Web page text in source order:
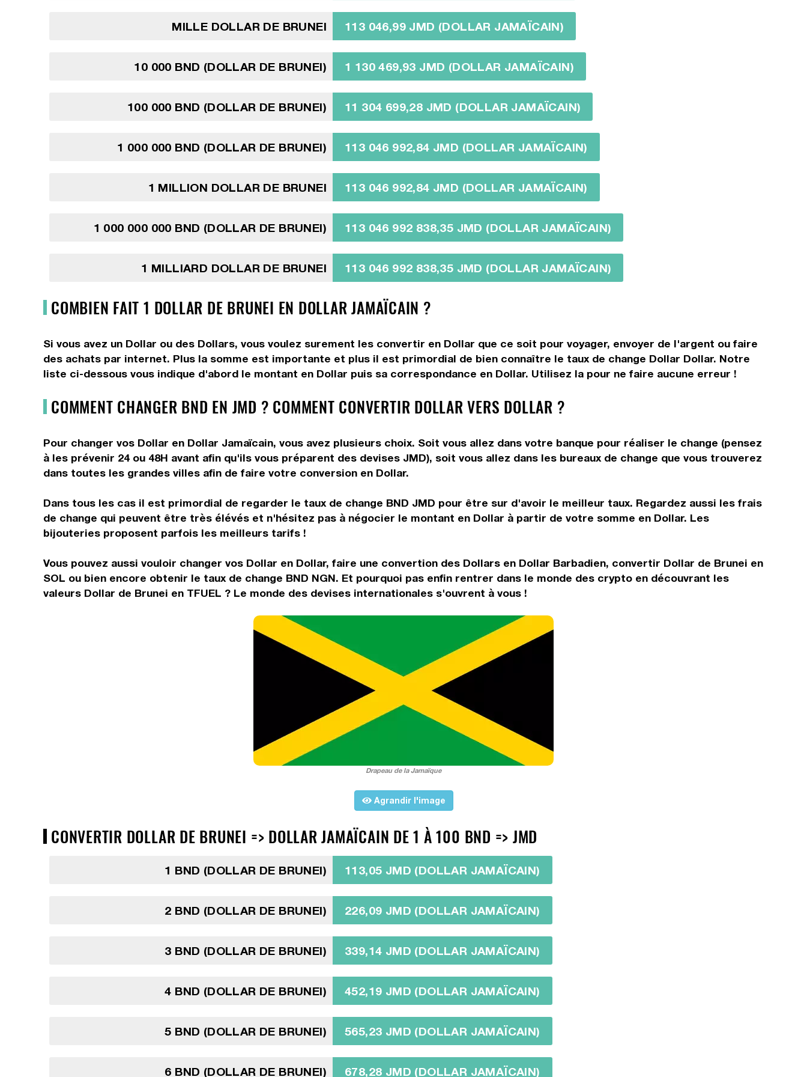
MILLE DOLLAR DE BRUNEI 113 046,99 JMD (DOLLAR JAMAÏCAIN)
10 000 BND (DOLLAR DE BRUNEI) 1 130 469,93 JMD (DOLLAR JAMAÏCAIN)
100 000 BND (DOLLAR DE BRUNEI) 11 304 699,28 JMD (DOLLAR JAMAÏCAIN)
1 000 000 BND (DOLLAR DE BRUNEI) 113 046 992,84 JMD (DOLLAR JAMAÏCAIN)
1 MILLION DOLLAR DE BRUNEI 113 046 992,84 JMD (DOLLAR JAMAÏCAIN)
1 000 000 000 BND (DOLLAR DE BRUNEI) 113 046 992 838,35 JMD (DOLLAR JAMAÏCAIN)
1 MILLIARD DOLLAR DE BRUNEI 113 046 992 838,35 JMD (DOLLAR JAMAÏCAIN)
COMBIEN FAIT 1 DOLLAR DE BRUNEI EN DOLLAR JAMAÏCAIN ?
Si vous avez un Dollar ou des Dollars, vous voulez surement les convertir en Dollar que ce soit pour voyager, envoyer de l'argent ou faire
des achats par internet. Plus la somme est importante et plus il est primordial de bien connaître le taux de change Dollar Dollar. Notre
liste ci-dessous vous indique d'abord le montant en Dollar puis sa correspondance en Dollar. Utilisez la pour ne faire aucune erreur !
COMMENT CHANGER BND EN JMD ? COMMENT CONVERTIR DOLLAR VERS DOLLAR ?
Pour changer vos Dollar en Dollar Jamaïcain, vous avez plusieurs choix. Soit vous allez dans votre banque pour réaliser le change (pensez
à les prévenir 24 ou 48H avant afin qu'ils vous préparent des devises JMD), soit vous allez dans les bureaux de change que vous trouverez
dans toutes les grandes villes afin de faire votre conversion en Dollar.
Dans tous les cas il est primordial de regarder le taux de change BND JMD pour être sur d'avoir le meilleur taux. Regardez aussi les frais
de change qui peuvent être très élévés et n'hésitez pas à négocier le montant en Dollar à partir de votre somme en Dollar. Les
bijouteries proposent parfois les meilleurs tarifs !
Vous pouvez aussi vouloir changer vos Dollar en Dollar, faire une convertion des Dollars en Dollar Barbadien, convertir Dollar de Brunei en
SOL ou bien encore obtenir le taux de change BND NGN. Et pourquoi pas enfin rentrer dans le monde des crypto en découvrant les
valeurs Dollar de Brunei en TFUEL ? Le monde des devises internationales s'ouvrent à vous !
Drapeau de la Jamaïque
Agrandir l'image
CONVERTIR DOLLAR DE BRUNEI => DOLLAR JAMAÏCAIN DE 1 À 100 BND => JMD
1 BND (DOLLAR DE BRUNEI) 113,05 JMD (DOLLAR JAMAÏCAIN)
2 BND (DOLLAR DE BRUNEI) 226,09 JMD (DOLLAR JAMAÏCAIN)
3 BND (DOLLAR DE BRUNEI) 339,14 JMD (DOLLAR JAMAÏCAIN)
4 BND (DOLLAR DE BRUNEI) 452,19 JMD (DOLLAR JAMAÏCAIN)
5 BND (DOLLAR DE BRUNEI) 565,23 JMD (DOLLAR JAMAÏCAIN)
6 BND (DOLLAR DE BRUNEI) 678,28 JMD (DOLLAR JAMAÏCAIN)